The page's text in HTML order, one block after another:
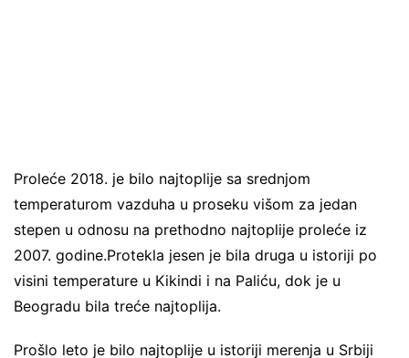
Proleće 2018. je bilo najtoplije sa srednjom
temperaturom vazduha u proseku višom za jedan
stepen u odnosu na prethodno najtoplije proleće iz
2007. godine.Protekla jesen je bila druga u istoriji po
visini temperature u Kikindi i na Paliću, dok je u
Beogradu bila treće najtoplija.
Prošlo leto je bilo najtoplije u istoriji merenja u Srbiji